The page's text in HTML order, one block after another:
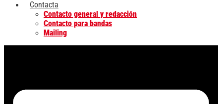
Contacta
Contacto general y redacción
Contacto para bandas
Mailing